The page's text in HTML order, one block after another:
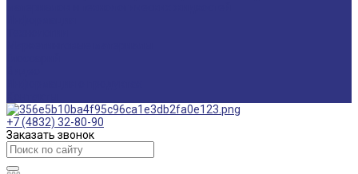
+7 (4832) 32-80-90
Заказать звонок